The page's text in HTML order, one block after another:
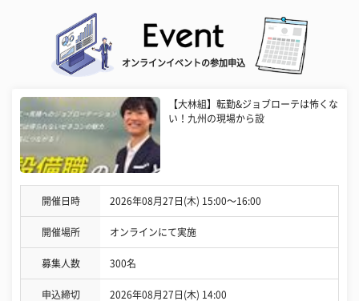
オンラインイベントの参加申込
【大林組】転勤&ジョブローテは怖くな
い！九州の現場から設
開催日時 2026年08月27日(木) 15:00〜16:00
開催場所 オンラインにて実施
募集人数 300名
申込締切 2026年08月27日(木) 14:00